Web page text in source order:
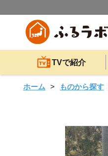
TVで紹介
ホーム ものから探す